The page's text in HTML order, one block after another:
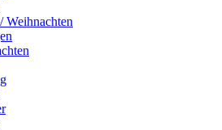
Weihnachten